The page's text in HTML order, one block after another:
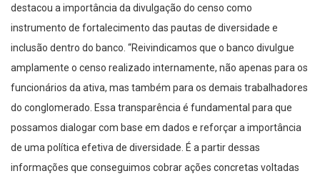
destacou a importância da divulgação do censo como
instrumento de fortalecimento das pautas de diversidade e
inclusão dentro do banco. “Reivindicamos que o banco divulgue
amplamente o censo realizado internamente, não apenas para os
funcionários da ativa, mas também para os demais trabalhadores
do conglomerado. Essa transparência é fundamental para que
possamos dialogar com base em dados e reforçar a importância
de uma política efetiva de diversidade. É a partir dessas
informações que conseguimos cobrar ações concretas voltadas